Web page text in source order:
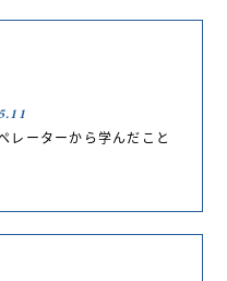
レーターから学んだこと